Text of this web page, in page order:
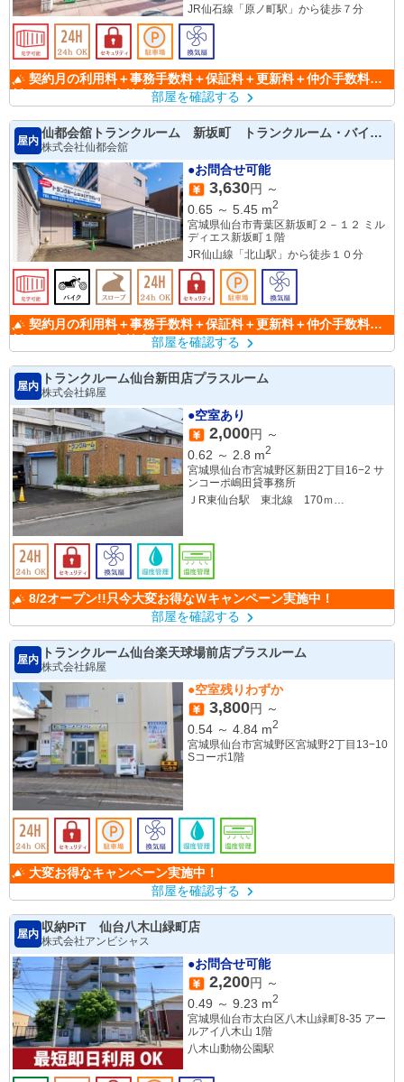
JR仙石線「原ノ町駅」から徒歩７分
料のキャンペーン実施中！！部屋を確認する
屋内
仙都会舘トランクルーム 新坂町 トランクルーム・バイク
ガレージ
株式会社仙都会舘
●お問合せ可能
3,630円 ～
0.65 ～ 5.45 m2
宮城県仙台市青葉区新坂町２－１２ ミル
ディエス新坂町１階
JR仙山線「北山駅」から徒歩１０分
料のキャンペーン実施中！！部屋を確認する
屋内
トランクルーム仙台新田店プラスルーム
株式会社錦屋
●空室あり
2,000円 ～
0.62 ～ 2.8 m2
宮城県仙台市宮城野区新田2丁目16−2 サ
ンコーポ嶋田貸事務所
ＪR東仙台駅 東北線 170ｍ
8/2オープン!!只今大変お得なＷキャンペーン実施中！
部屋を確認する
屋内
トランクルーム仙台楽天球場前店プラスルーム
株式会社錦屋
●空室残りわずか
3,800円 ～
0.54 ～ 4.84 m2
宮城県仙台市宮城野区宮城野2丁目13−10
Sコーポ1階
大変お得なキャンペーン実施中！
部屋を確認する
屋内
収納PiT 仙台八木山緑町店
株式会社アンビシャス
●お問合せ可能
2,200円 ～
0.49 ～ 9.23 m2
宮城県仙台市太白区八木山緑町8-35 アー
ルアイ八木山 1階
八木山動物公園駅